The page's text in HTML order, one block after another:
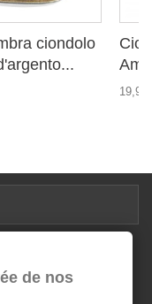
ciondolo
19,99
de nos